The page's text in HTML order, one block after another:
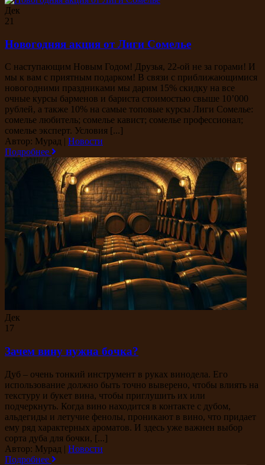
Дек
21
Новогодняя акция от Лиги Сомелье
С наступающим Новым Годом! Друзья, 22-ой не за горами! И
мы к вам с приятным подарком! В связи с приближающимися
новогодними праздниками мы дарим 15% скидку на все
очные курсы барменов и бариста стоимостью свыше 10’000
рублей, а также 10% на самые топовые курсы Лиги Сомелье:
сомелье любитель; сомелье кавист; сомелье профессионал;
сомелье эксперт. Условия [...]
Автор: Мурад | Новости
Подробнее
Дек
17
Зачем вину нужна бочка?
Дуб – очень тонкий инструмент в руках винодела. Его
использование должно быть точно выверено, чтобы влиять на
текстуру и букет вина, чтобы приглушить их или
подчеркнуть. Когда вино находится в контакте с дубом,
альдегиды и летучие фенолы, проникают в вино, что придает
ему ряд характерных ароматов. И здесь уже важнен выбор
сорта дуба для бочки, [...]
Автор: Мурад | Новости
Подробнее